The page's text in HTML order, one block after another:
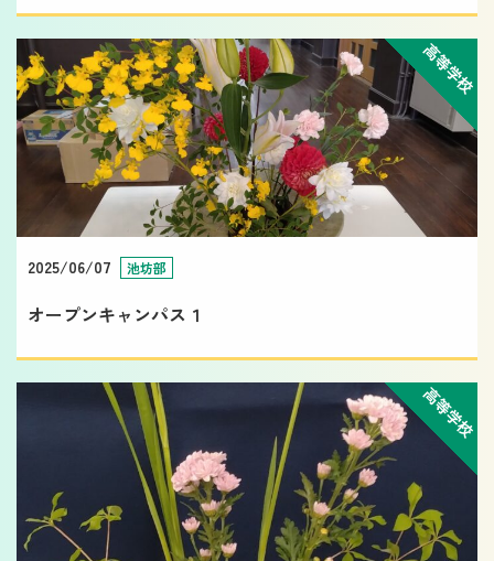
高等学校
2025/06/07 池坊部
オープンキャンパス１
高等学校